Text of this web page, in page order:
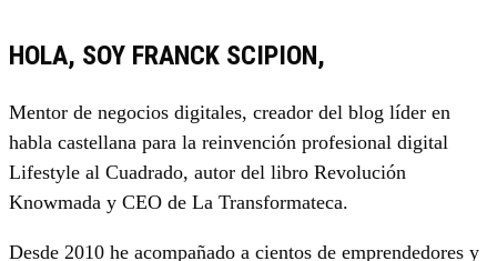
HOLA, SOY FRANCK SCIPION,
Mentor de negocios digitales, creador del blog líder en
habla castellana para la reinvención profesional digital
Lifestyle al Cuadrado, autor del libro Revolución
Knowmada y CEO de La Transformateca.
Desde 2010 he acompañado a cientos de emprendedores y